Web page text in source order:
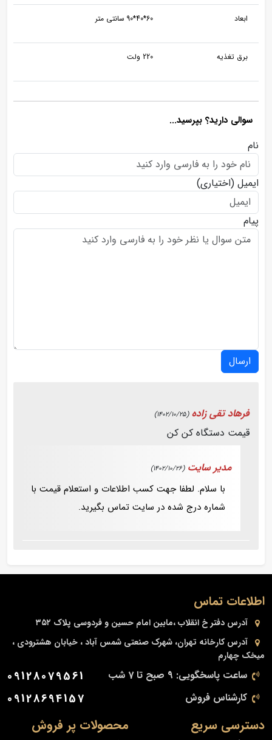
ابعاد 60*40*90 سانتی متر
برق تغذیه 220 ولت
سوالی دارید؟ بپرسید...
نام
ایمیل (اختیاری)
پیام
ارسال
فرهاد تقی زاده (1402/10/25)
قیمت دستگاه کن کن
مدیر سایت (1402/10/26)
با سلام. لطفا جهت کسب اطلاعات و استعلام قیمت با
شماره درج شده در سایت تماس بگیرید.
محصولات پر فروش دسترسی سریع
اطلاعات تماس
آدرس دفتر خ انقلاب ،مابین امام حسین و فردوسی پلاک ۳۵۲
آدرس کارخانه تهران، شهرک صنعتی شمس آباد ، خیابان هشترودی ،
میخک چهارم
ساعت پاسخگویی: 9 صبح تا 7 شب 09128079561
کارشناس فروش 09128694157